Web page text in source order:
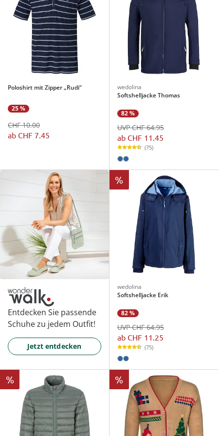
Poloshirt mit Zipper „Rudi“
25 %
CHF 10.00
ab CHF 7.45
wedolina
Softshelljacke Thomas
82 %
ab CHF 11.45
UVP CHF 64.95
(75)
Entdecken Sie passende
Schuhe zu jedem Outfit!
Jetzt entdecken
%
wedolina
Softshelljacke Erik
82 %
ab CHF 11.25
UVP CHF 64.95
(75)
% %